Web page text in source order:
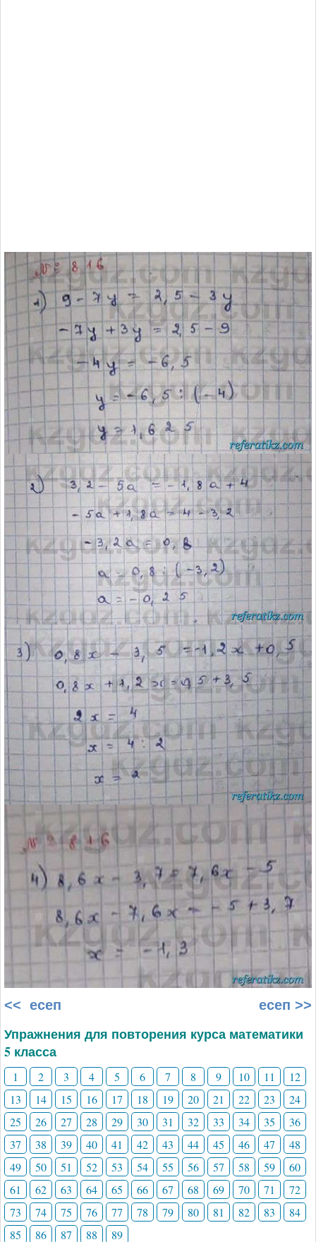
<< есеп есеп >>
Упражнения для повторения курса математики
5 класса
1 2 3 4 5 6 7 8 9 10 11
12
13
14 15 16 17 18 19 20 21 22 23
24
25
26 27 28 29 30 31 32 33 34 35
36
37
38 39 40 41 42 43 44 45 46 47
48
49
50 51 52 53 54 55 56 57 58 59
60
61
62 63 64 65 66 67 68 69 70 71
72
73
74 75 76 77 78 79 80 81 82 83
84
85
86 87 88 89